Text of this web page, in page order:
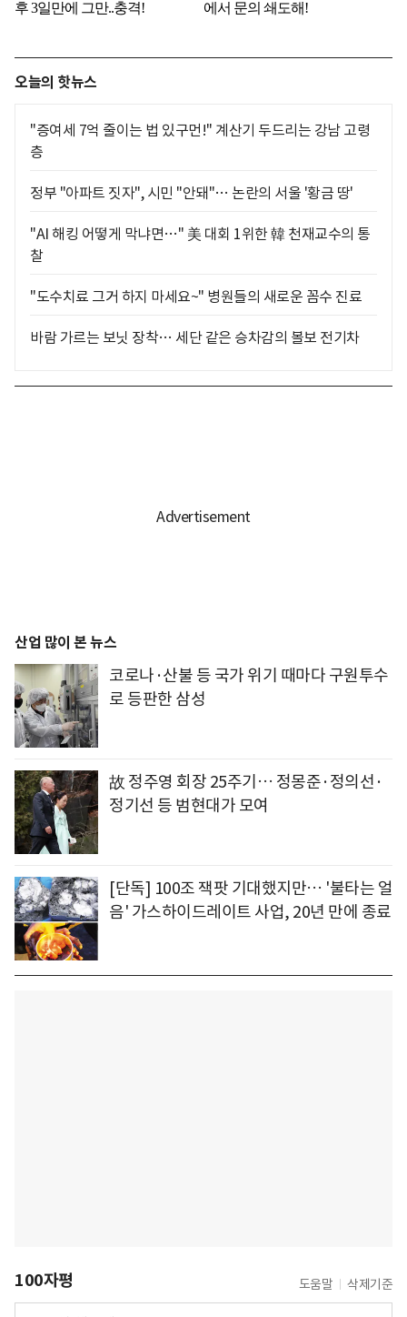
오늘의 핫뉴스
"증여세 7억 줄이는 법 있구먼!" 계산기 두드리는 강남 고령
층
정부 "아파트 짓자", 시민 "안돼"… 논란의 서울 '황금 땅'
"AI 해킹 어떻게 막냐면…" 美 대회 1위한 韓 천재교수의 통
찰
"도수치료 그거 하지 마세요~" 병원들의 새로운 꼼수 진료
바람 가르는 보닛 장착… 세단 같은 승차감의 볼보 전기차
산업 많이 본 뉴스
코로나·산불 등 국가 위기 때마다 구원투수
로 등판한 삼성
故 정주영 회장 25주기… 정몽준·정의선·
정기선 등 범현대가 모여
[단독] 100조 잭팟 기대했지만… '불타는 얼
음' 가스하이드레이트 사업, 20년 만에 종료
100자평 도움말 삭제기준